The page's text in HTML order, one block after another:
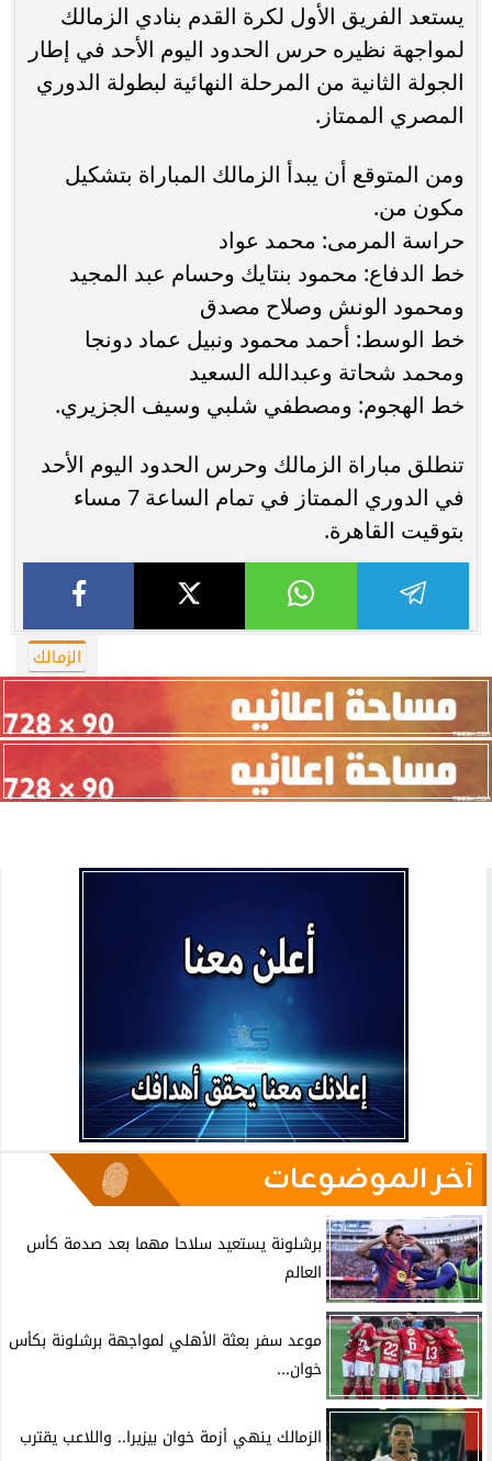
يستعد الفريق الأول لكرة القدم بنادي الزمالك
لمواجهة نظيره حرس الحدود اليوم الأحد في إطار
الجولة الثانية من المرحلة النهائية لبطولة الدوري
المصري الممتاز.
ومن المتوقع أن يبدأ الزمالك المباراة بتشكيل
مكون من.
حراسة المرمى: محمد عواد
خط الدفاع: محمود بنتايك وحسام عبد المجيد
ومحمود الونش وصلاح مصدق
خط الوسط: أحمد محمود ونبيل عماد دونجا
ومحمد شحاتة وعبدالله السعيد
خط الهجوم: ومصطفي شلبي وسيف الجزيري.
تنطلق مباراة الزمالك وحرس الحدود اليوم الأحد
في الدوري الممتاز في تمام الساعة 7 مساء
بتوقيت القاهرة.
الزمالك
آخر الموضوعات
برشلونة يستعيد سلاحا مهما بعد صدمة كأس
العالم
موعد سفر بعثة الأهلي لمواجهة برشلونة بكأس
خوان...
الزمالك ينهي أزمة خوان بيزيرا.. واللاعب يقترب